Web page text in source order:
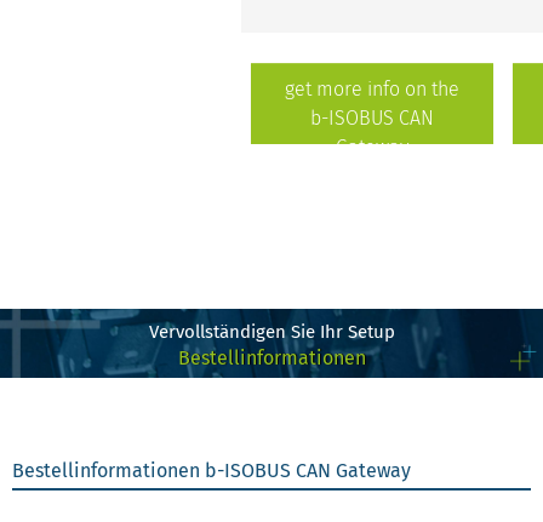
get more info on the
b-ISOBUS CAN
Gateway
Vervollständigen Sie Ihr Setup
Bestellinformationen
Bestellinformationen b-ISOBUS CAN Gateway